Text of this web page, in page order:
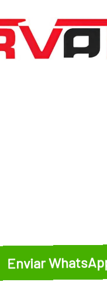
Enviar